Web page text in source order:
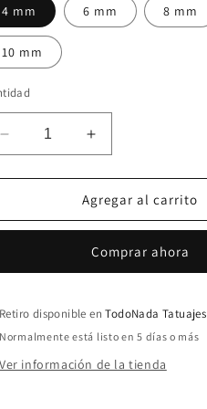
4 mm 6 mm 8 mm
10 mm
Reducir
cantidad
para
Flor
Aumentar
cantidad
para
Labret
Flor
Agregar al carrito
Comprar ahora
Retiro disponible enTodoNada Tatuajes
Normalmente está listo en 5 días o más
Ver información de la tienda